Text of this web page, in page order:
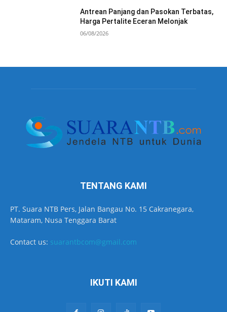
Antrean Panjang dan Pasokan Terbatas,
Harga Pertalite Eceran Melonjak
06/08/2026
TENTANG KAMI
PT. Suara NTB Pers, Jalan Bangau No. 15 Cakranegara,
Mataram, Nusa Tenggara Barat
Contact us: suarantbcom@gmail.com
IKUTI KAMI